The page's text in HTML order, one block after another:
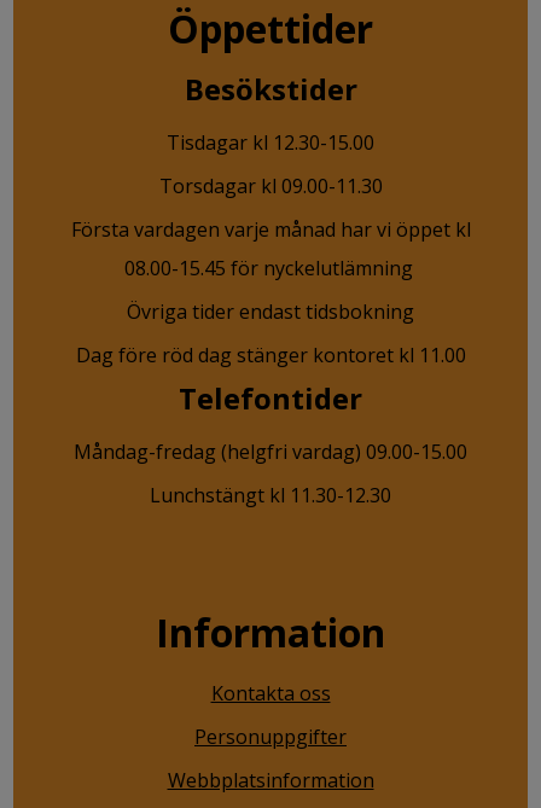
Öppettider
Besökstider
Tisdagar kl 12.30-15.00
Torsdagar kl 09.00-11.30
Första vardagen varje månad har vi öppet kl
08.00-15.45 för nyckelutlämning
Övriga tider endast tidsbokning
Dag före röd dag stänger kontoret kl 11.00
Telefontider
Måndag-fredag (helgfri vardag) 09.00-15.00
Lunchstängt kl 11.30-12.30
Information
Kontakta oss
Personuppgifter
Webbplatsinformation